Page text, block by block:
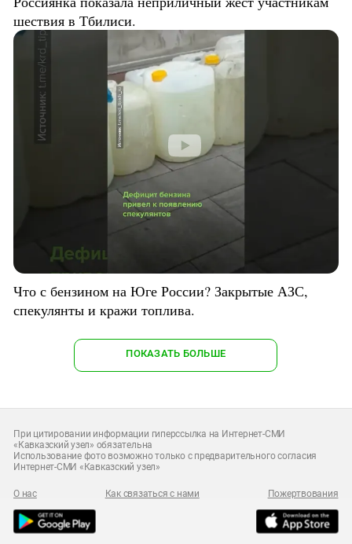
шествия в Тбилиси.
Что с бензином на Юге России? Закрытые АЗС,
спекулянты и кражи топлива.
ПОКАЗАТЬ БОЛЬШЕ
При цитировании информации гиперссылка на Интернет-СМИ
«Кавказский узел» обязательна
Использование фото возможно только с предварительного согласия
Интернет-СМИ «Кавказский узел»
О нас Как связаться с нами Пожертвования